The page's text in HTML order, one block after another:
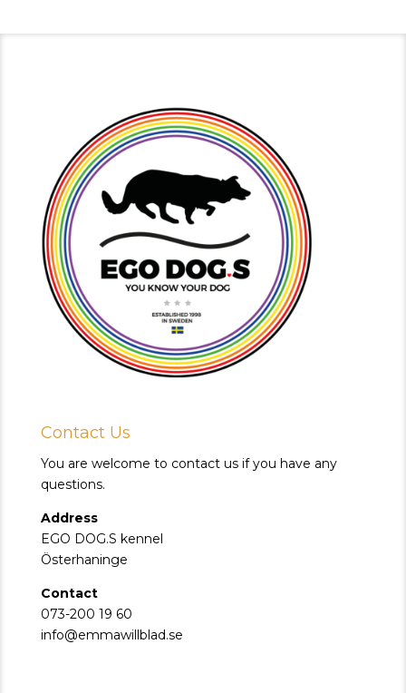
Contact Us
You are welcome to contact us if you have any
questions.
Address
EGO DOG.S kennel
Österhaninge
Contact
073-200 19 60
info@emmawillblad.se